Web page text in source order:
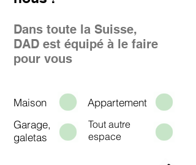
Dans toute la Suisse,
DAD est équipé à le faire
pour vous
Maison
Appartement
Garage,
galetas
Tout autre
espace